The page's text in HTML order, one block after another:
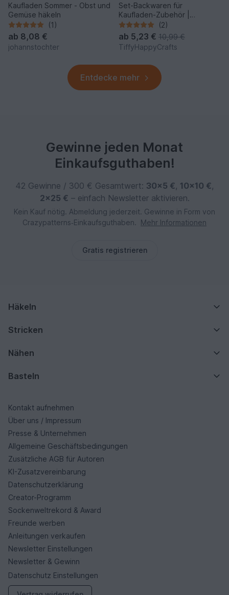
Kaufladen Sommer - Obst und
Gemüse häkeln
(1)
ab 8,08 €
johannstochter
Set-Backwaren für
Kaufladen-Zubehör |
Kinderküche Häkelanleitung
PDF
(2)
ab 5,23 € 10,99 €
TiffyHappyCrafts
Entdecke mehr
Gewinne jeden Monat
Einkaufsguthaben!
42 Gewinne / 300 € Gesamtwert: 30×5 €, 10×10 €,
2×25 € – einfach Newsletter aktivieren.
Kein Kauf nötig. Abmeldung jederzeit. Gewinne in Form von
Crazypatterns‑Einkaufsguthaben.
Mehr Informationen
Gratis registrieren
Häkeln
Stricken
Nähen
Basteln
Kontakt aufnehmen
Über uns / Impressum
Presse & Unternehmen
Allgemeine Geschäftsbedingungen
Zusätzliche AGB für Autoren
KI-Zusatzvereinbarung
Datenschutzerklärung
Creator-Programm
Sockenweltrekord & Award
Freunde werben
Anleitungen verkaufen
Newsletter Einstellungen
Newsletter & Gewinn
Datenschutz Einstellungen